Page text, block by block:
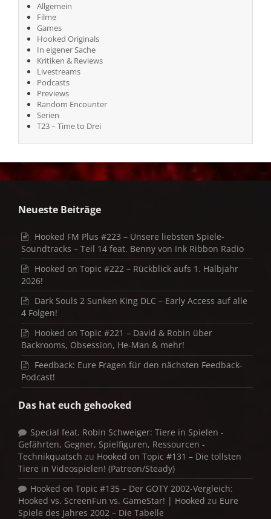
Allgemein
Filme
Games
Hooked Originals
In eigener Sache
Kritiken & Reviews
Livestreams
Podcasts
Previews
Random Encounter
Serien
T23 – Time to Drei
Neueste Beiträge
Hooked FM Plus #223 – Unsere liebsten Spiele-
Soundtracks – Teil 14 feat. Benny von Ink Ribbon Radio
Hooked on Topic #222 – Rückblick aufs 1. Halbjahr
2026!
Dark Souls 2 Sunken King DLC – Early Access auf alle
4 Folgen!
Hooked on Topic #221 – David & Robin über
Backrooms, Obsession, He-Man & mehr!
Feedback: Eure Fragen für den nächsten Feedback-
Podcast!
Das hat euch gehooked
Special feat. Robin Schweiger: Tiere in Spielen -
Gefährten, Gegner, Spielfiguren, Ressourcen -
Technikquatsch zu Hooked on Topic #131 – Die tollsten
Tiere in Videospielen! (Patreon/Steady)
Hooked on Topic #135 – Der GOTY 2002-Vergleich:
Hooked vs. ScreenFun vs. GameStar! | Hooked zu Eure
Spiele des Jahres 2002 – Die Tabelle